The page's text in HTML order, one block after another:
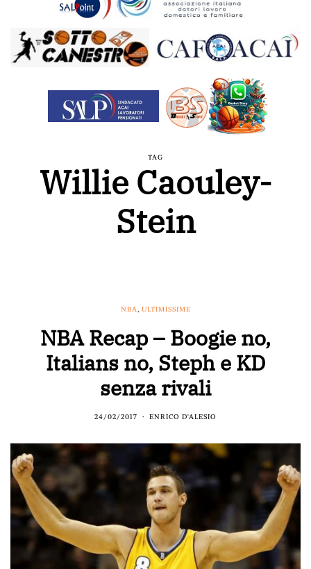
TAG
Willie Caouley-
Stein
NBA, ULTIMISSIME
NBA Recap – Boogie no,
Italians no, Steph e KD
senza rivali
24/02/2017 ENRICO D'ALESIO